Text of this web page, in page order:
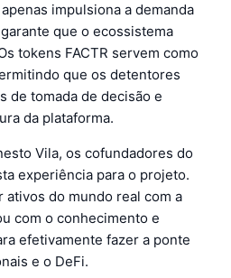
impulsiona a demanda
que o ecossistema
tokens FACTR servem como
que os detentores
de tomada de decisão e
da plataforma.
Vila, os cofundadores do
experiência para o projeto.
do mundo real com a
com o conhecimento e
efetivamente fazer a ponte
e o DeFi.